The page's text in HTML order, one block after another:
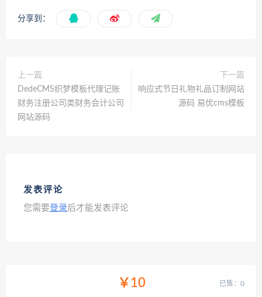
分享到：
上一篇
DedeCMS织梦模板代理记账
财务注册公司类财务会计公司
网站源码
下一篇
响应式节日礼物礼品订制网站
源码 易优cms模板
发表评论
您需要登录后才能发表评论
￥10 已售：0